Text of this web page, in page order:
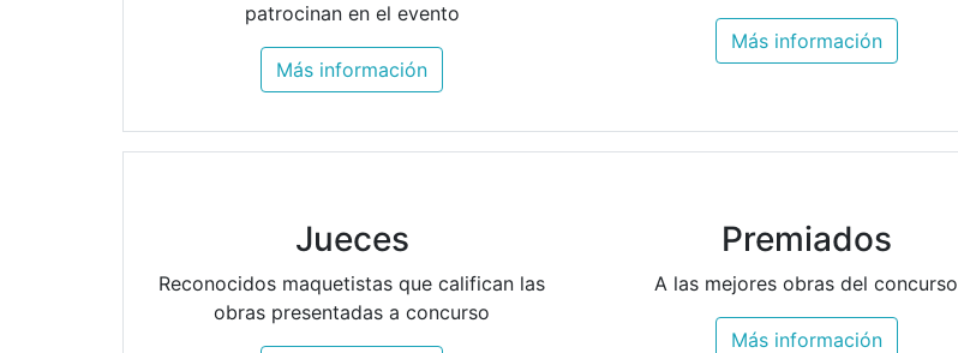
patrocinan en el evento
Más información
Más información
Jueces
Reconocidos maquetistas que califican las
obras presentadas a concurso
Premiados
A las mejores obras del concurso
Más información